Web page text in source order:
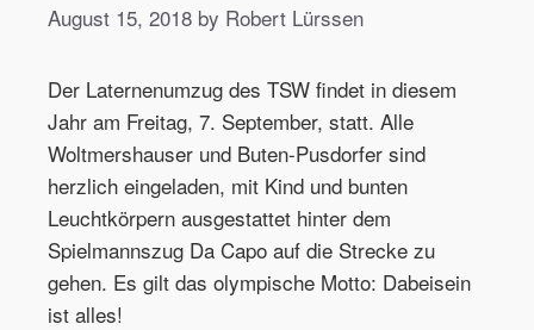
August 15, 2018 by Robert Lürssen
Der Laternenumzug des TSW findet in diesem
Jahr am Freitag, 7. September, statt. Alle
Woltmershauser und Buten-Pusdorfer sind
herzlich eingeladen, mit Kind und bunten
Leuchtkörpern ausgestattet hinter dem
Spielmannszug Da Capo auf die Strecke zu
gehen. Es gilt das olympische Motto: Dabeisein
ist alles!